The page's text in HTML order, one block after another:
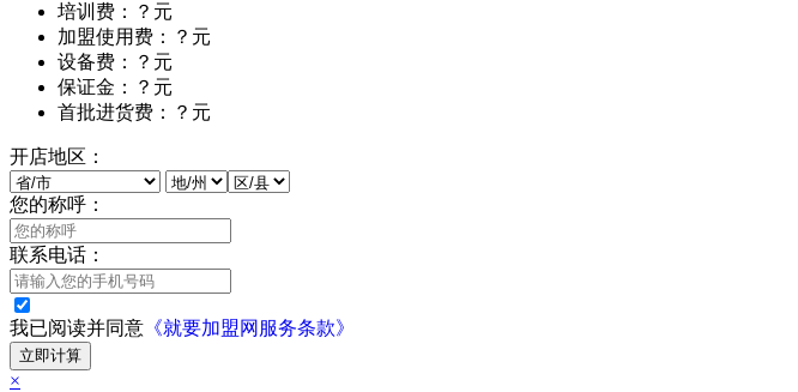
培训费：？元
加盟使用费：？元
设备费：？元
保证金：？元
首批进货费：？元
开店地区：
您的称呼：
联系电话：
我已阅读并同意 《就要加盟网服务条款》
立即计算
×